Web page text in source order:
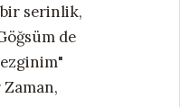
serinlik,
de